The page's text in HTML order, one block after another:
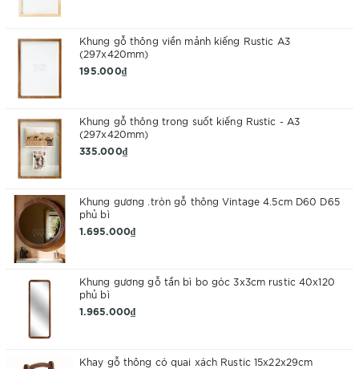
Khung gỗ thông viền mảnh kiếng Rustic A3
(297x420mm)
195.000₫
Khung gỗ thông trong suốt kiếng Rustic - A3
(297x420mm)
335.000₫
Khung gương .tròn gỗ thông Vintage 4.5cm D60 D65
phủ bì
1.695.000₫
Khung gương gỗ tần bì bo góc 3x3cm rustic 40x120
phủ bì
1.965.000₫
Khay gỗ thông có quai xách Rustic 15x22x29cm